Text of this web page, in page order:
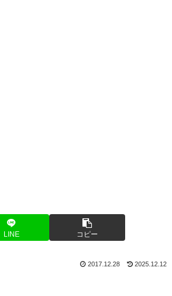
LINE コピー
2017.12.28 2025.12.12